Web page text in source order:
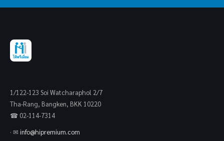
1/122-123 Soi Watcharaphol 2/7
Tha-Rang, Bangken, BKK 10220
☎ 02-114-7314
· ✉ info@hipremium.com